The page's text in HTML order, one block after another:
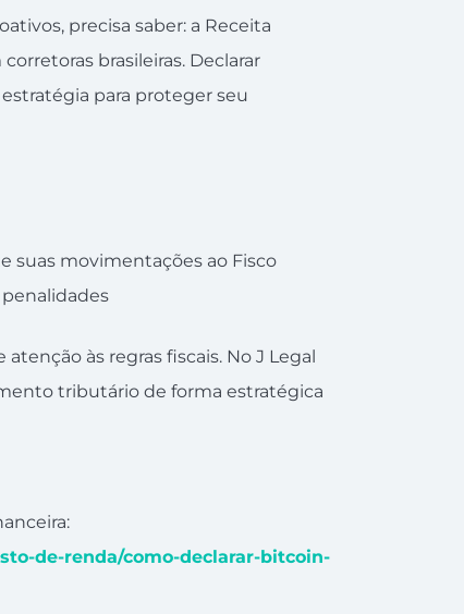
precisa saber: a Receita
brasileiras. Declarar
para proteger seu
suas movimentações ao Fisco
às regras fiscais. No J Legal
tributário de forma estratégica
de-renda/como-declarar-bitcoin-